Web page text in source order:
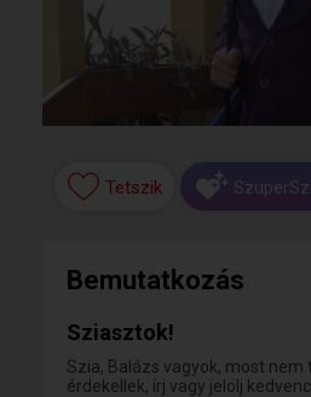
Tetszik
Bemutatkozás
Sziasztok!
Szia, Balázs vagyok, most
érdekellek, írj vagy jelölj